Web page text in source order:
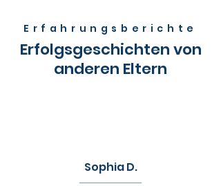
Erfahrungsberichte
Erfolgsgeschichten von
anderen Eltern
Sophia D.